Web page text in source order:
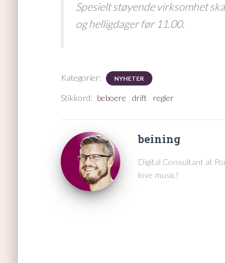
Spesielt støyende virksomhet
og helligdager før 11.00.
Kategorier: NYHETER
Stikkord: beboere drift regler
beining
Digital Consultant at
love music!